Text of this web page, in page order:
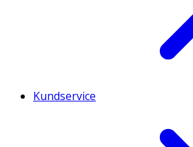
Kundservice